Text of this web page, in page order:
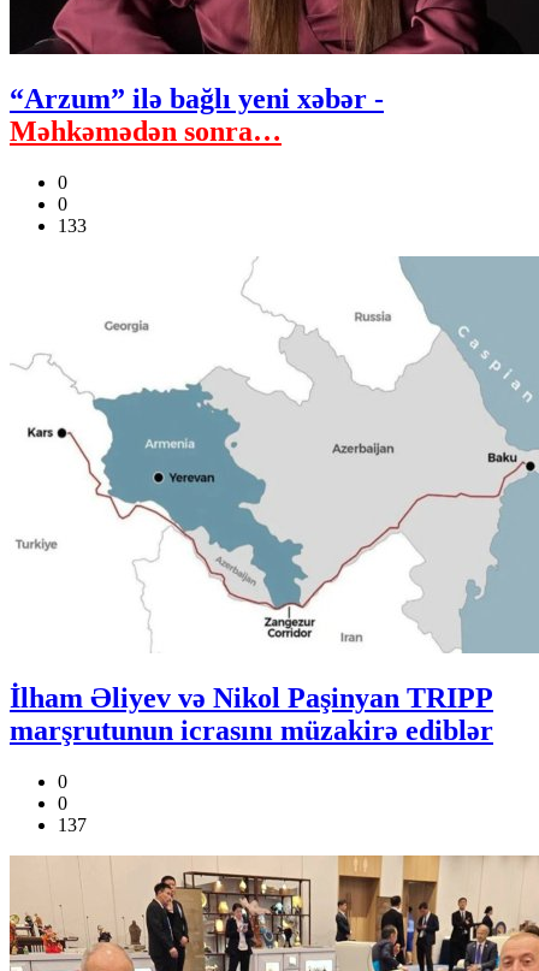
“Arzum” ilə bağlı yeni xəbər -
Məhkəmədən sonra…
0
0
133
İlham Əliyev və Nikol Paşinyan TRIPP
marşrutunun icrasını müzakirə ediblər
0
0
137